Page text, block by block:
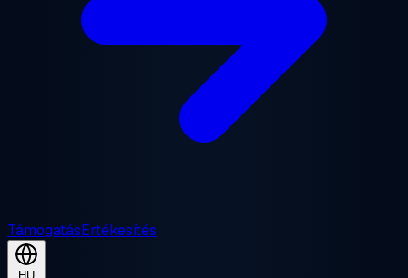
TámogatásÉrtékesítés